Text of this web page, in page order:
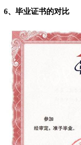
6、毕业证书的对比